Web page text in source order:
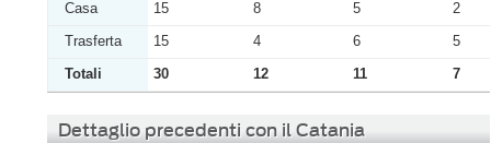
Casa
15 8 5
2
Trasferta
15 4 6
5
Totali
30 12 11 7
Dettaglio precedenti con il Catania